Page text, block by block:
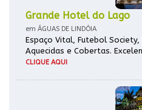
Grande Hotel do Lago
em ÁGUAS DE LINDÓIA
Espaço Vital, Futebol Society,
Aquecidas e Cobertas.
CLIQUE AQUI